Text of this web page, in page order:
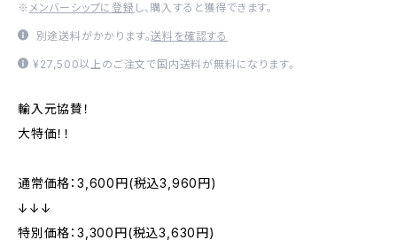
※ メンバーシップに登録 し、購入すると獲得できます。
別途送料がかかります。送料を確認する
¥27,500以上のご注文で国内送料が無料になります。
輸入元協賛！
大特価！！
通常価格：3,600円(税込3,960円)
↓↓↓
特別価格：3,300円(税込3,630円)